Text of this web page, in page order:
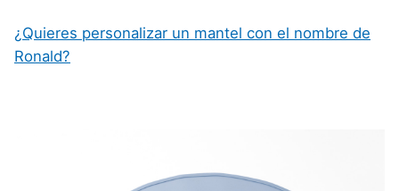
¿Quieres personalizar un mantel con el nombre de
Ronald?